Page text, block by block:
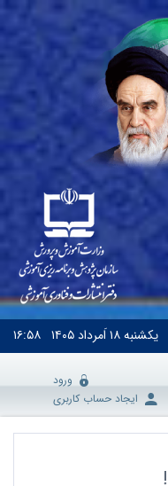
یکشنبه۱۸ اَمرداد ۱۴۰۵ ۱۶:۵۸
ورود
ایجاد حساب کاربری